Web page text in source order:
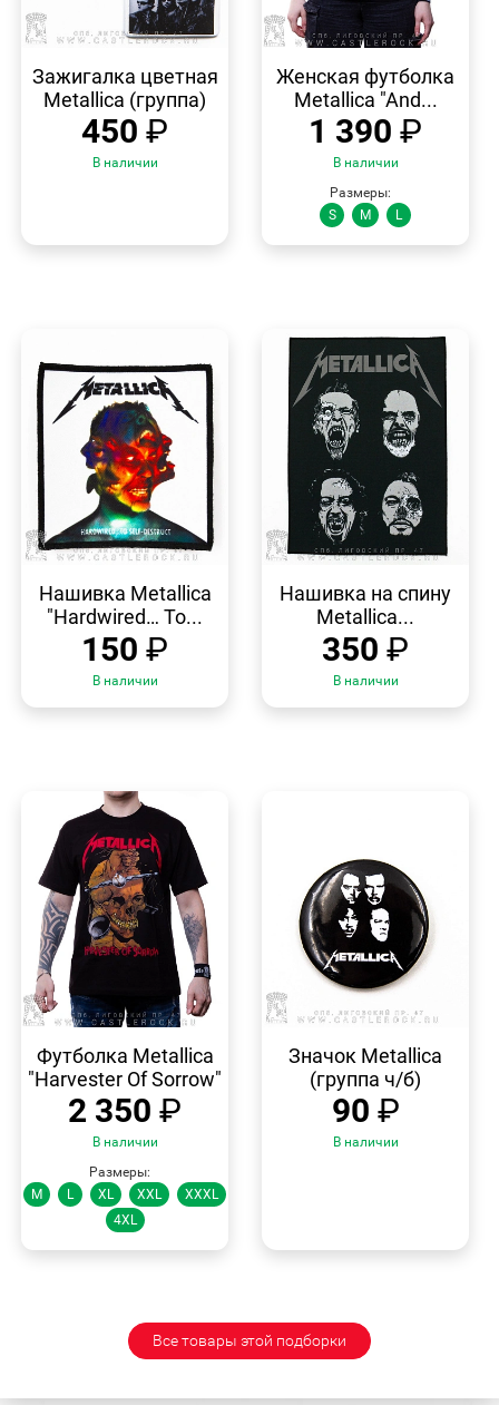
Зажигалка цветная
Metallica (группа)
450 ₽
В наличии
ПРОСМОТР
Женская футболка
Metallica "And...
1 390 ₽
В наличии
Размеры:
S
M L
ПРОСМОТР
Нашивка Metallica
"Hardwired… To...
150 ₽
В наличии
ПРОСМОТР
Нашивка на спину
Metallica...
350 ₽
В наличии
ПРОСМОТР
Футболка Metallica
"Harvester Of Sorrow"
2 350 ₽
В наличии
Размеры:
M
L XL XXL
XXXL
4XL
ПРОСМОТР
Значок Metallica
(группа ч/б)
90 ₽
В наличии
Все товары этой подборки